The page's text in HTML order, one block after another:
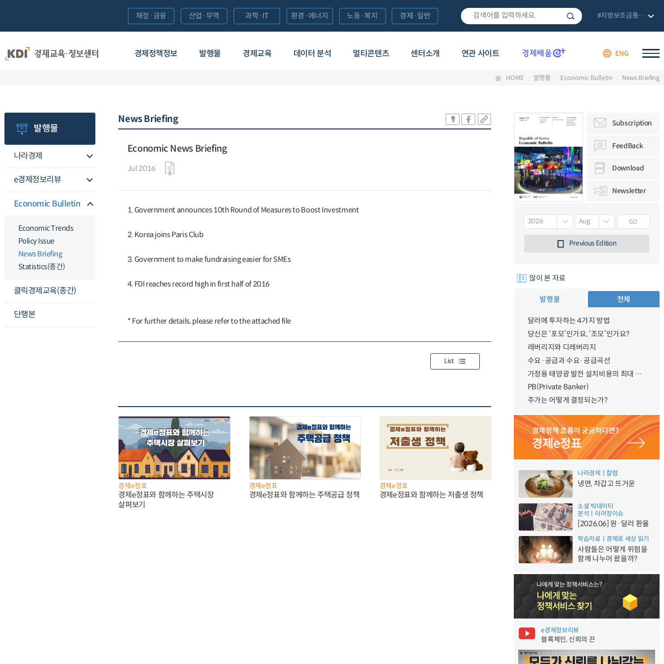
경제정책정보 발행물 경제교육 데이터 분석 멀티콘텐츠 센터소개 연관 사이트 ENG
재정·금융 산업·무역 과학·IT 환경·에너지 노동·복지 경제·일반 #지방보조금통합관리망
HOME 발행물 Economic Bulletin News Briefing
발행물
나라경제
e경제정보리뷰
Economic Bulletin
Economic Trends
Policy Issue
News Briefing
Statistics(종간)
클릭경제교육(종간)
단행본
News Briefing
Economic News Briefing
Jul 2016
1. Government announces 10th Round of Measures to Boost Investment
2. Korea joins Paris Club
3. Government to make fundraising easier for SMEs
4. FDI reaches record high in first half of 2016
* For further details, please refer to the attached file
List
경제e정표
경제e정표와 함께하는 주택시장
살펴보기
경제e정표
경제e정표와 함께하는 주택공급 정책
경제e정표
경제e정표와 함께하는 저출생 정책
Subscription
FeedBack
Download
Newsletter
GO
Previous Edition
많이 본 자료
발행물 전체
달러에 투자하는 4가지 방법
당신은 ‘포모’인가요, ‘조모’인가요?
레버리지와 디레버리지
수요·공급과 수요·공급곡선
가정용 태양광 발전 설치비용의 최대 50% 지원
PB(Private Banker)
주가는 어떻게 결정되는가?
나라경제ㅣ칼럼
냉면, 차갑고 뜨거운
소셜 빅데이터
분석ㅣ이머징이슈
[2026.06] 원·달러 환율
학습자료ㅣ경제로 세상 읽기
사람들은 어떻게 위험을
함께 나누어 왔을까?
e경제정보리뷰
블록체인, 신뢰의 끈